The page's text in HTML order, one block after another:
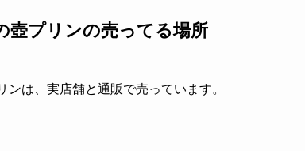
壺プリンの売ってる場所
は、実店舗と通販で売っています。